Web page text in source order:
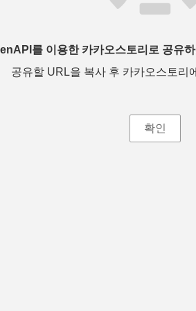
를 이용한 카카오스토리로 공유
공유할 URL을 복사 후 카카오스토리
확인